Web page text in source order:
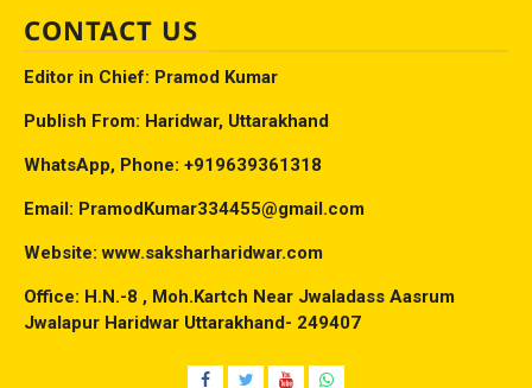
CONTACT US
Editor in Chief: Pramod Kumar
Publish From: Haridwar, Uttarakhand
WhatsApp, Phone: +919639361318
Email: PramodKumar334455@gmail.com
Website: www.saksharharidwar.com
Office: H.N.-8 , Moh.Kartch Near Jwaladass Aasrum
Jwalapur Haridwar Uttarakhand- 249407
Facebook
TwitterYouTubeWhatsap